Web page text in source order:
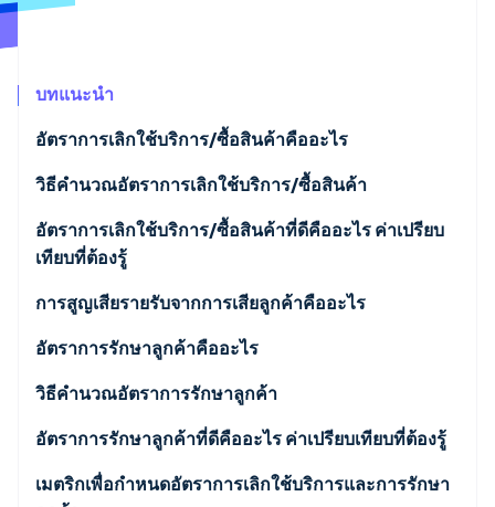
Climate
ดูว่า Stripe กำลังสร้างโครงสร้างพื้นฐานระบบเศรษฐกิจสำหรับ
รับชมเลย
บทแนะนำ
อัตราการเลิกใช้บริการ/ซื้อสินค้าคืออะไร
วิธีคํานวณอัตราการเลิกใช้บริการ/ซื้อสินค้า
ตัวอย่างการคํานวณ
อัตราการเลิกใช้บริการ/ซื้อสินค้าที่ดีคืออะไร ค่าเปรียบ
เทียบที่ต้องรู้
การสูญเสียรายรับจากการเสียลูกค้าคืออะไร
อัตราการรักษาลูกค้าคืออะไร
วิธีคํานวณอัตราการรักษาลูกค้า
ตัวอย่างการคํานวณ
อัตราการรักษาลูกค้าที่ดีคืออะไร ค่าเปรียบเทียบที่ต้องรู้
เกณฑ์มาตรฐานเฉพาะอุตสาหกรรม
เมตริกเพื่อกําหนดอัตราการเลิกใช้บริการและการรักษา